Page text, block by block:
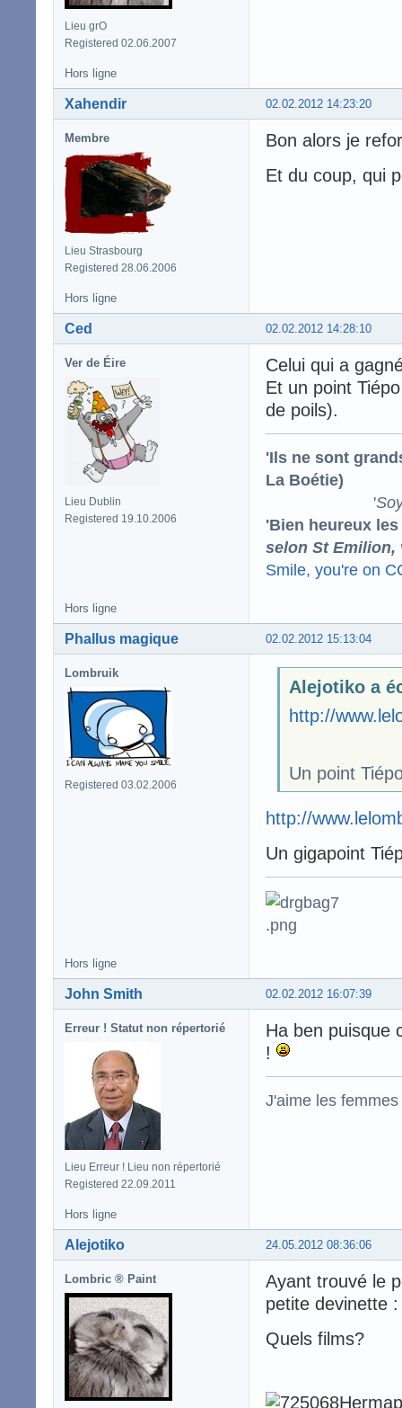
Lieu grO
Registered 02.06.2007
Hors ligne
02.02.2012 14:23:20
Xahendir
Membre
Lieu Strasbourg
Registered 28.06.2006
Bon alors je
Et du coup, qui
Hors ligne
02.02.2012 14:28:10
Ced
Ver de Éire
Lieu Dublin
Registered 19.10.2006
Celui qui a
Et un point
de poils).
'Ils ne sont
La Boétie)
'
'Bien heureux
selon St Emilion,
Smile, you're on
Hors ligne
02.02.2012 15:13:04
Phallus magique
Lombruik
Registered 03.02.2006
Alejotiko a
http://
Un point
http://
Un gigapoint
Hors ligne
02.02.2012 16:07:39
John Smith
Erreur ! Statut non répertorié
Lieu Erreur ! Lieu non répertorié
Registered 22.09.2011
Ha ben puisque
!
J'aime les
Hors ligne
24.05.2012 08:36:06
Alejotiko
Lombric ® Paint
Ayant trouvé le
petite devinette :
Quels films?